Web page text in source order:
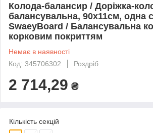
Колода-балансир / Доріжка-
балансувальна, 90х11см, одна
SwaeyBoard / Балансувальна
корковим покриттям
Немає в наявності
Код: 345706302
Роздріб
2 714,29 ₴
Кількість секцій